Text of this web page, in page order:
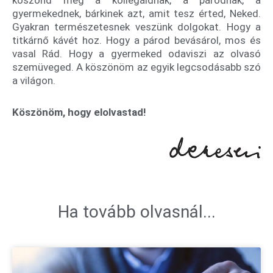
gyermekednek, bárkinek azt, amit tesz érted, Neked.
Gyakran természetesnek veszünk dolgokat. Hogy a
titkárnő kávét hoz. Hogy a párod bevásárol, mos és
vasal Rád. Hogy a gyermeked odaviszi az olvasó
szemüveged. A köszönöm az egyik legcsodásabb szó
a világon.
Köszönöm, hogy elolvastad!
Ha tovább olvasnál...